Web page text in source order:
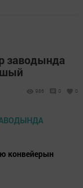
заводында
986 0 0
конвейерын